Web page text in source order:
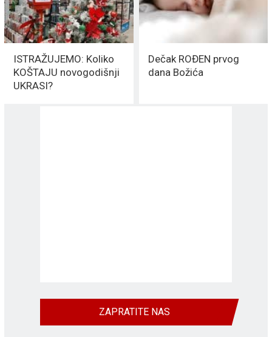
ISTRAŽUJEMO: Koliko
KOŠTAJU novogodišnji
UKRASI?
Dečak ROĐEN prvog
dana Božića
ZAPRATITE NAS